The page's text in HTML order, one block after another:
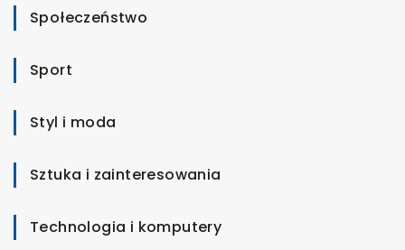
Społeczeństwo
Sport
Styl i moda
Sztuka i zainteresowania
Technologia i komputery